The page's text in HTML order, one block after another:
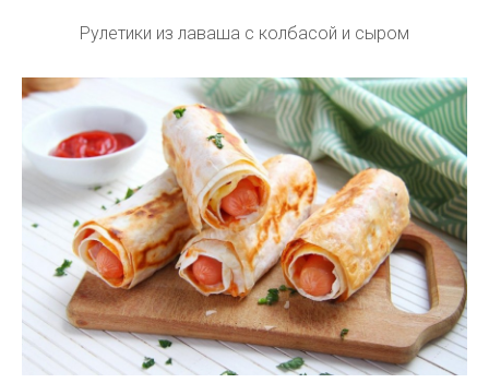
Рулетики из лаваша с колбасой и сыром